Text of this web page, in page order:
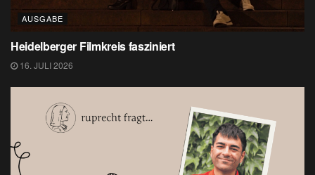
AUSGABE
Heidelberger Filmkreis fasziniert
16. JULI 2026